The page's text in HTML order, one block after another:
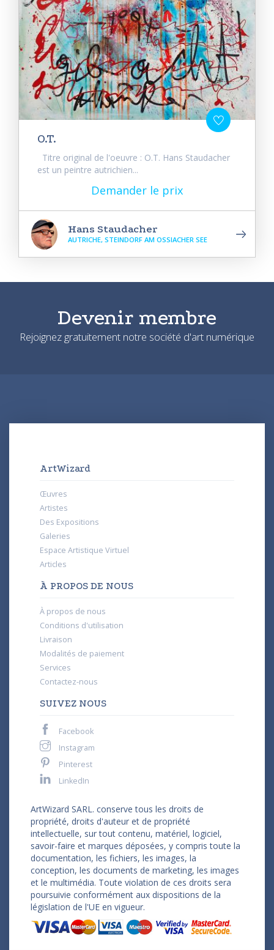
O.T.
Titre original de l'oeuvre : O.T. Hans Staudacher
est un peintre autrichien...
Demander le prix
Hans Staudacher
AUTRICHE, STEINDORF AM OSSIACHER SEE
Devenir membre
Rejoignez gratuitement notre société d'art numérique
ArtWizard
Œuvres
Artistes
Des Expositions
Galeries
Espace Artistique Virtuel
Articles
À PROPOS DE NOUS
À propos de nous
Conditions d'utilisation
Livraison
Modalités de paiement
Services
Contactez-nous
SUIVEZ NOUS
Facebook
Instagram
Pinterest
LinkedIn
ArtWizard SARL. conserve tous les droits de
propriété, droits d'auteur et de propriété
intellectuelle, sur tout contenu, matériel, logiciel,
savoir-faire et marques déposées, y compris toute la
documentation, les fichiers, les images, la
conception, les documents de marketing, les images
et le multimédia. Toute violation de ces droits sera
poursuivie conformément aux dispositions de la
législation de l'UE en vigueur.